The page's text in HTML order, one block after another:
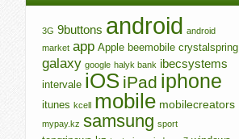
3G 9buttons android android
market app Apple beemobile crystalspring
galaxy google halyk bank ibecsystems
intervale iOS iPad iphone
itunes kcell mobile mobilecreators
mypay.kz samsung sport